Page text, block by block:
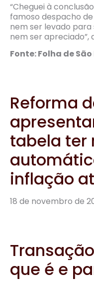
“Cheguei à
famoso despacho
nem ser levado para
nem ser apreciado”,
Fonte: Folha de
Reforma
tabela ter
inflação
18 de novembro de
que é e